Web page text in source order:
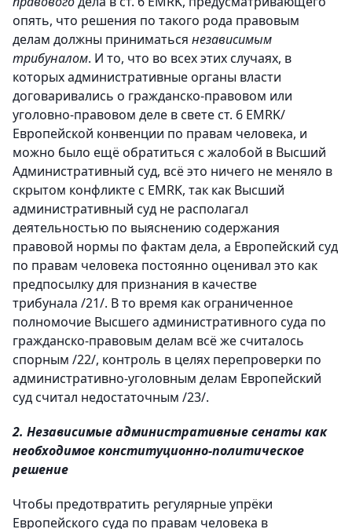
опять, что решения по такого рода правовым
делам должны приниматься независимым
трибуналом. И то, что во всех этих случаях, в
которых административные органы власти
договаривались о гражданско-правовом или
уголовно-правовом деле в свете ст. 6 EMRK/
Европейской конвенции по правам человека, и
можно было ещё обратиться с жалобой в Высший
Административный суд, всё это ничего не меняло в
скрытом конфликте с EMRK, так как Высший
административный суд не располагал
деятельностью по выяснению содержания
правовой нормы по фактам дела, а Европейский суд
по правам человека постоянно оценивал это как
предпосылку для признания в качестве
трибунала /21/. В то время как ограниченное
полномочие Высшего административного суда по
гражданско-правовым делам всё же считалось
спорным /22/, контроль в целях перепроверки по
административно-уголовным делам Европейский
суд считал недостаточным /23/.
2. Независимые административные сенаты как
необходимое конституционно-политическое
решение
Чтобы предотвратить регулярные упрёки
Европейского суда по правам человека в